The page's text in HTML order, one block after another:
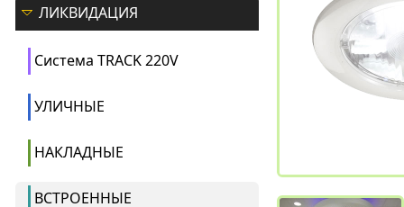
ЛИКВИДАЦИЯ
Система TRACK 220V
УЛИЧНЫЕ
НАКЛАДНЫЕ
ВСТРОЕННЫЕ